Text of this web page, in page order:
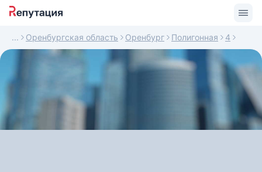
Оренбургская область Оренбург Полигонная 4